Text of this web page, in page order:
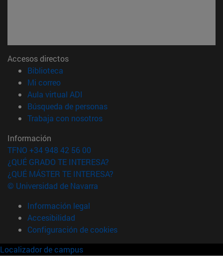
Accesos directos
Biblioteca
Mi correo(abre en nueva ventana)
Aula virtual ADI
Búsqueda de personas(abre en nueva ventana)
Trabaja con nosotros(abre en nueva ventana)
Información
TFNO +34 948 42 56 00
¿QUÉ GRADO TE INTERESA?
¿QUÉ MÁSTER TE INTERESA?
© Universidad de Navarra
Información legal
Accesibilidad
Configuración de cookies
Localizador de campus